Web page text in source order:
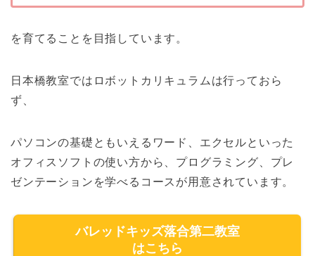
を育てることを目指しています。
日本橋教室ではロボットカリキュラムは行っておら
ず、
パソコンの基礎ともいえるワード、エクセルといった
オフィスソフトの使い方から、プログラミング、プレ
ゼンテーションを学べるコースが用意されています。
バレッドキッズ落合第二教室
はこちら